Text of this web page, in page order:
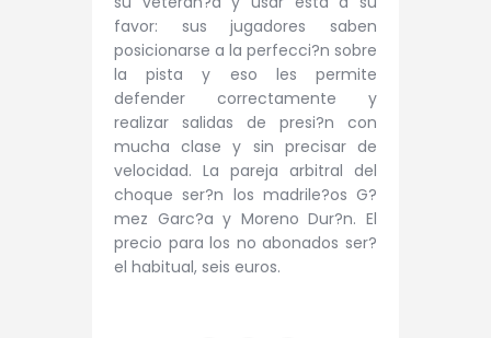
favor: sus jugadores saben
posicionarse a la perfecci?n sobre
la pista y eso les permite
defender correctamente y
realizar salidas de presi?n con
mucha clase y sin precisar de
velocidad. La pareja arbitral del
choque ser?n los madrile?os G?
mez Garc?a y Moreno Dur?n. El
precio para los no abonados ser?
el habitual, seis euros.